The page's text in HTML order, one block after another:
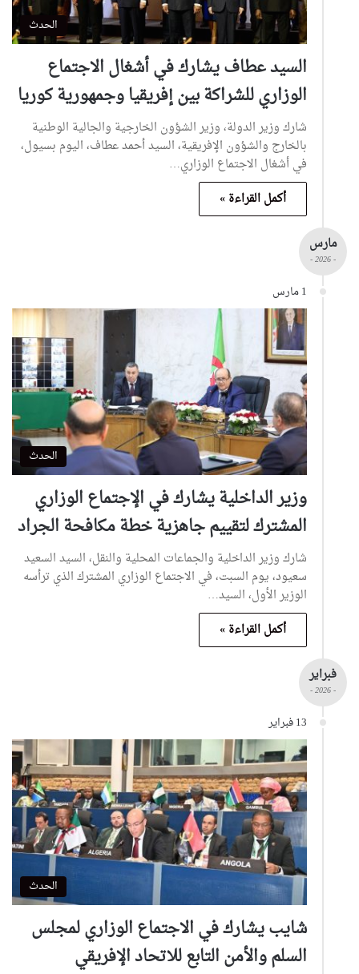
الحدث
السيد عطاف يشارك في أشغال الاجتماع
الوزاري للشراكة بين إفريقيا وجمهورية كوريا
شارك وزير الدولة، وزير الشؤون الخارجية والجالية الوطنية
بالخارج والشؤون الإفريقية، السيد أحمد عطاف، اليوم بسيول،
في أشغال الاجتماع الوزاري…
أكمل القراءة »
مارس
- 2026 -
1 مارس
الحدث
وزير الداخلية يشارك في الإجتماع الوزاري
المشترك لتقييم جاهزية خطة مكافحة الجراد
شارك وزير الداخلية والجماعات المحلية والنقل، السيد السعيد
سعيود، يوم السبت، في الاجتماع الوزاري المشترك الذي ترأسه
الوزير الأول، السيد…
أكمل القراءة »
فبراير
- 2026 -
13 فبراير
الحدث
شايب يشارك في الاجتماع الوزاري لمجلس
السلم والأمن التابع للاتحاد الإفريقي